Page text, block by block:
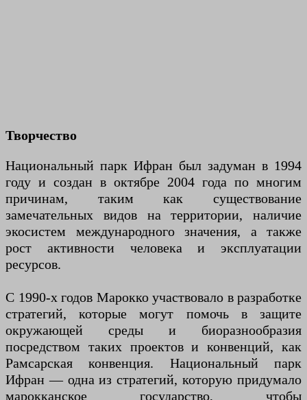
Творчество
Национальный парк Ифран был задуман в 1994
году и создан в октябре 2004 года по многим
причинам, таким как существование
замечательных видов на территории, наличие
экосистем международного значения, а также
рост активности человека и эксплуатации
ресурсов.
С 1990-х годов Марокко участвовало в разработке
стратегий, которые могут помочь в защите
окружающей среды и биоразнообразия
посредством таких проектов и конвенций, как
Рамсарская конвенция. Национальный парк
Ифран — одна из стратегий, которую придумало
марокканское государство, чтобы